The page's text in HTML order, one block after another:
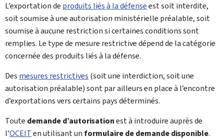
L’exportation de produits liés à la défenseest soit interdite,
soit soumise à une autorisation ministérielle préalable, soit
soumise à aucune restriction si certaines conditions sont
remplies. Le type de mesure restrictive dépend de la catégorie
concernée des produits liés à la défense.
Des mesures restrictives (soit une interdiction, soit une
autorisation préalable) sont par ailleurs en place à l’encontre
d’exportations vers certains pays déterminés.
Toute demande d’autorisationest à introduire auprès de
l’OCEITen utilisant un formulaire de demande disponible.